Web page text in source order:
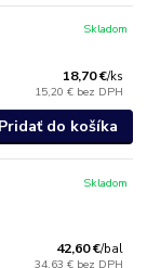
18,70 €/ks
15,20 € bez DPH
Skladom
Pridať do košíka
42,60 €/bal
34,63 € bez DPH
Skladom